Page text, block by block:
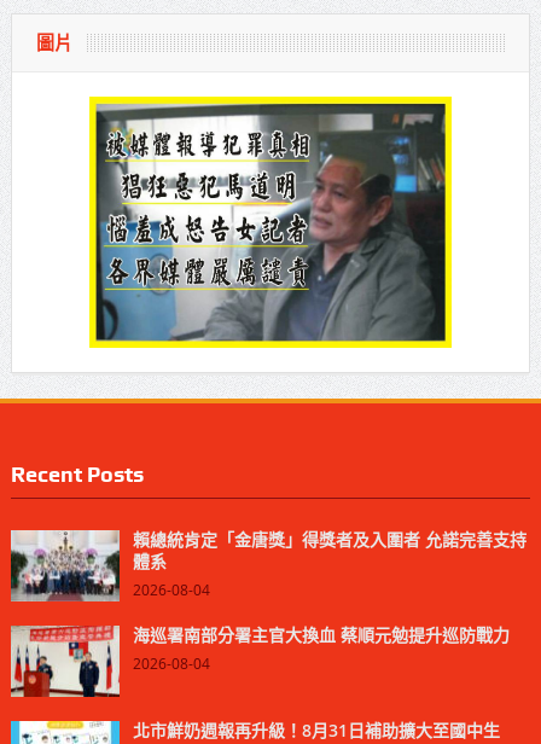
圖片
Recent Posts
賴總統肯定「金唐獎」得獎者及入圍者 允諾完善支持
體系
2026-08-04
海巡署南部分署主官大換血 蔡順元勉提升巡防戰力
2026-08-04
北市鮮奶週報再升級！8月31日補助擴大至國中生